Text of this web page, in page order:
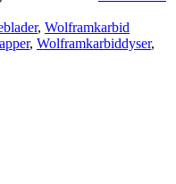
, Wolframkarbid
, Wolframkarbiddyser,